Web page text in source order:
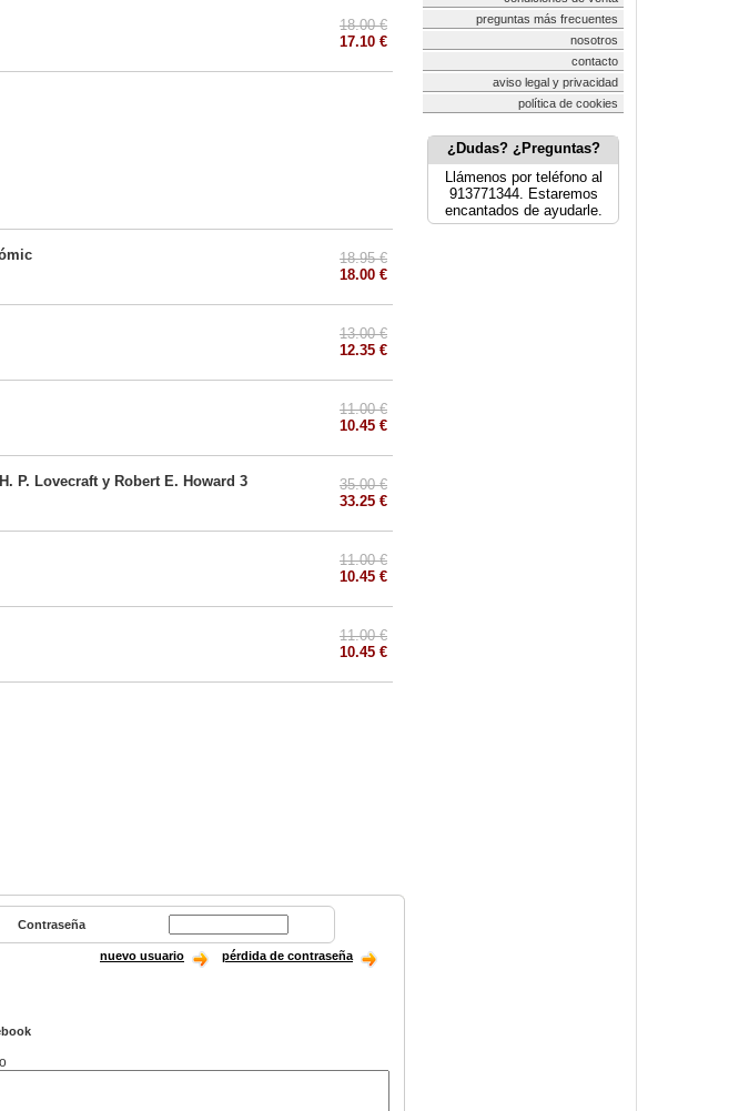
18.00 €
17.10 €
18.95 €
18.00 €
13.00 €
12.35 €
11.00 €
10.45 €
P. Lovecraft y Robert E. Howard 3
35.00 €
33.25 €
11.00 €
10.45 €
11.00 €
10.45 €
Contraseña
nuevo usuario pérdida de contraseña
preguntas más frecuentes
nosotros
contacto
aviso legal y privacidad
política de cookies
¿Dudas? ¿Preguntas?
Llámenos por teléfono al
913771344. Estaremos
encantados de ayudarle.